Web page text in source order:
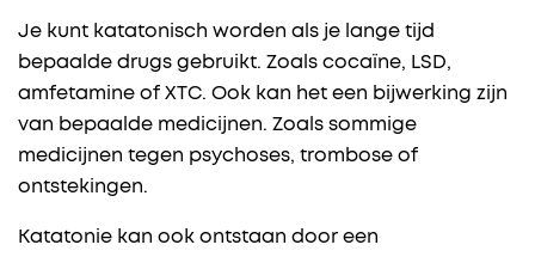
Je kunt katatonisch worden als je lange tijd
bepaalde drugs gebruikt. Zoals cocaïne, LSD,
amfetamine of XTC. Ook kan het een bijwerking zijn
van bepaalde medicijnen. Zoals sommige
medicijnen tegen psychoses, trombose of
ontstekingen.
Katatonie kan ook ontstaan door een